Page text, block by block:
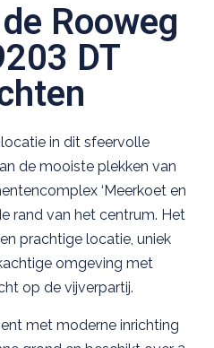
Rooweg
DT
in dit sfeervolle
de mooiste plekken van
‘Meerkoet en
rand van het centrum. Het
prachtige locatie, uniek
omgeving met
op de vijverpartij.
met moderne inrichting